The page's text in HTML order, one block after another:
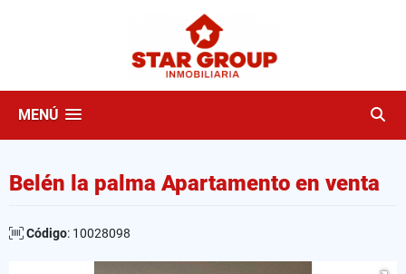
MENÚ
Belén la palma Apartamento en venta
Código: 10028098